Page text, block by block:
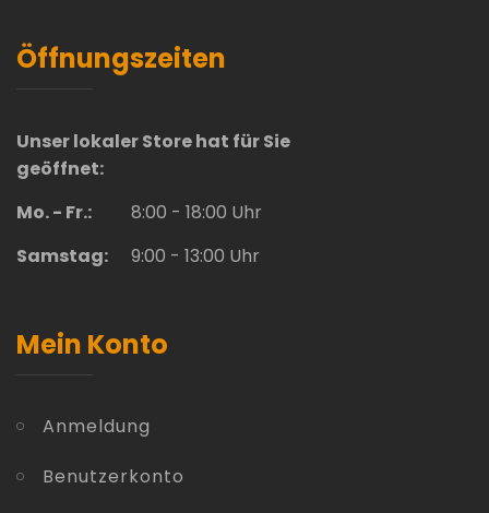
Öffnungszeiten
Unser lokaler Store hat für Sie
geöffnet:
Mo. - Fr.:
8:00 - 18:00 Uhr
Samstag:
9:00 - 13:00 Uhr
Mein Konto
Anmeldung
Benutzerkonto